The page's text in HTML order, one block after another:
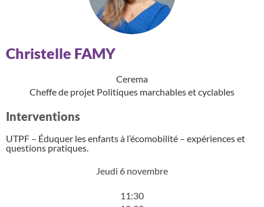
Christelle FAMY
Cerema
Cheffe de projet Politiques marchables et cyclables
Interventions
UTPF – Éduquer les enfants à l’écomobilité – expériences et
questions pratiques.
Jeudi 6 novembre
11:30